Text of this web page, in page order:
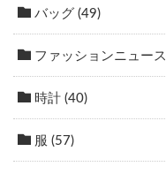
バッグ (49)
ファッションニュース
時計 (40)
服 (57)